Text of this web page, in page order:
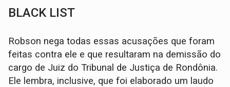
BLACK LIST
Robson nega todas essas acusações que foram
feitas contra ele e que resultaram na demissão do
cargo de Juiz do Tribunal de Justiça de Rondônia.
Ele lembra, inclusive, que foi elaborado um laudo